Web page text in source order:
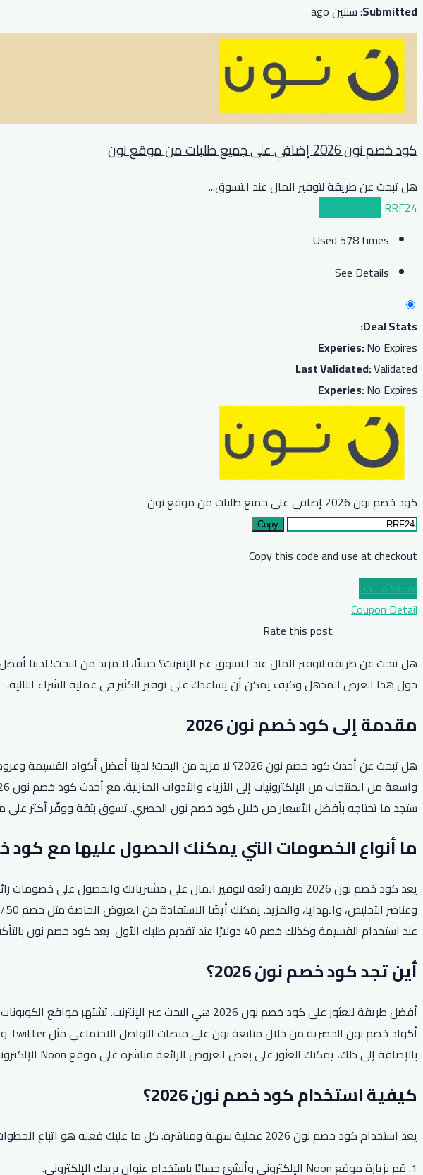
Submitted: سنتين ago
كود خصم نون 2026 إضافي على جميع طلبات من موقع نون
هل تبحث عن طريقة لتوفير المال عند التسوق...
RRF24
Used 578 times
See Details
Deal Stats:
Experies:No Expires
Last Validated:Validated
Experies:No Expires
كود خصم نون 2026 إضافي على جميع طلبات من موقع نون
Copy
Copy this code and use at checkout
Go To Store
Coupon Detail
Rate this post
حول هذا العرض المذهل وكيف يمكن أن يساعدك على توفير الكثير في عملية الشراء التالية.
مقدمة إلى كود خصم نون 2026
ستجد ما تحتاجه بأفضل الأسعار من خلال كود خصم نون الحصري. تسوق بثقة ووفّر أكثر على
ما أنواع الخصومات التي يمكنك الحصول عليها مع كود خصم
يعد كود خصم نون 2026 طريقة رائعة لتوفير المال على مشترياتك والحصول
عند استخدام القسيمة وكذلك خصم 40 دولارًا عند تقديم طلبك الأول. يعد كود خصم نون بالتأكيد طريقة رائعة لتوفير المال عند التسوق عبر الإنترنت.
أين تجد كود خصم نون 2026؟
بالإضافة إلى ذلك، يمكنك العثور على بعض العروض الرائعة مباشرة على موقع Noon الإلكتروني.
كيفية استخدام كود خصم نون 2026؟
يعد استخدام كود خصم نون 2026 عملية سهلة ومباشرة. كل ما عليك فعله هو اتباع الخطوات البسيطة أدناه لاسترداد رمز القسيمة والاستمتاع بالخصومات:
1. قم بزيارة موقع Noon الإلكتروني وأنشئ حسابًا باستخدام عنوان بريدك الإلكتروني.